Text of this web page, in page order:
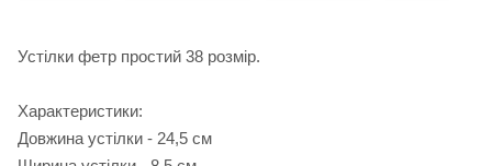
Устілки фетр простий 38 розмір.
Характеристики:
Довжина устілки - 24,5 см